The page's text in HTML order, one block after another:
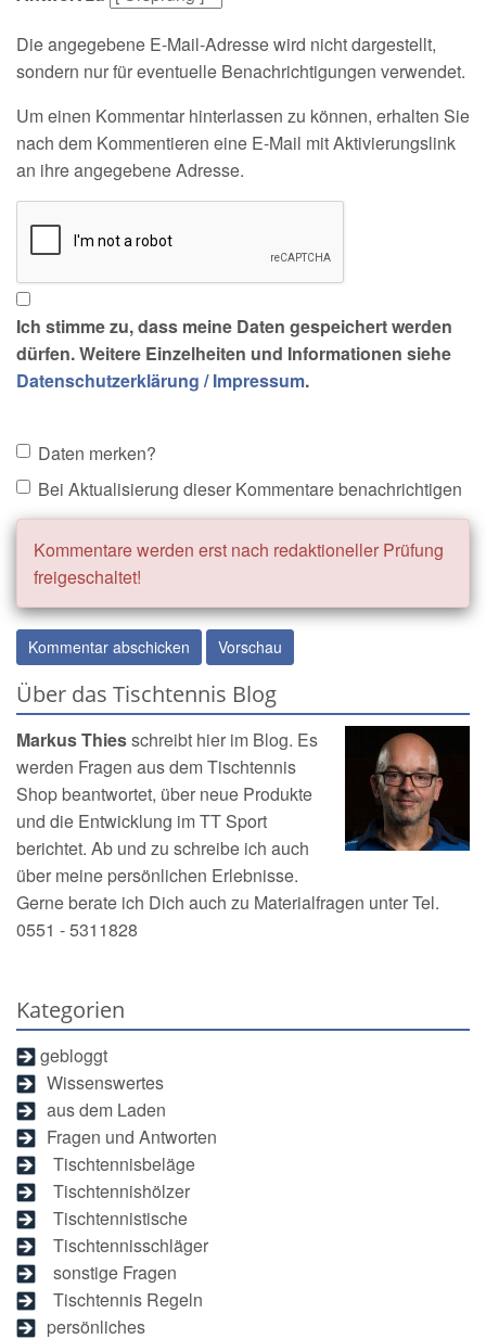
Die angegebene E-Mail-Adresse wird nicht dargestellt,
sondern nur für eventuelle Benachrichtigungen verwendet.
Um einen Kommentar hinterlassen zu können, erhalten Sie
nach dem Kommentieren eine E-Mail mit Aktivierungslink
an ihre angegebene Adresse.
Ich stimme zu, dass meine Daten gespeichert werden
dürfen. Weitere Einzelheiten und Informationen siehe
Datenschutzerklärung / Impressum.
Daten merken?
Bei Aktualisierung dieser Kommentare benachrichtigen
Kommentare werden erst nach redaktioneller Prüfung
freigeschaltet!
Über das Tischtennis Blog
Markus Thiesschreibt hier im Blog. Es
werden Fragen aus demTischtennis
Shopbeantwortet, über neue Produkte
und die Entwicklung im TT Sport
berichtet. Ab und zu schreibe ich auch
über meine persönlichen Erlebnisse.
Gerne berate ich Dich auch zu Materialfragen unter Tel.
0551 - 5311828
Kategorien
gebloggt
Wissenswertes
aus dem Laden
Fragen und Antworten
Tischtennisbeläge
Tischtennishölzer
Tischtennistische
Tischtennisschläger
sonstige Fragen
Tischtennis Regeln
persönliches